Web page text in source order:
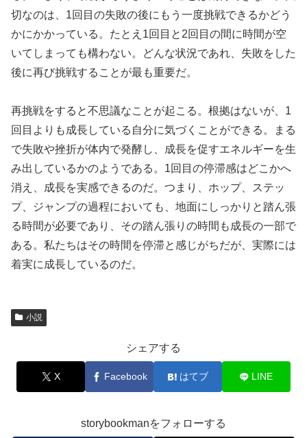
切なのは、1回目の失敗の後にもう一度挑戦できるかどう
かにかかっている。たとえ1回目と2回目の間に時間が空
いてしまっても構わない。どんな状況であれ、失敗をした
後に再び挑戦することが最も重要だ。
再挑戦をすると不思議なことが起こる。根拠はないが、1
回目よりも成長している自分に気づくことができる。まる
で失敗や挫折が体内で発酵し、成長を促すエネルギーを生
み出しているかのようである。1回目の停滞感はどこかへ
消え、成長を実感できるのだ。つまり、ホップ、ステッ
プ、ジャンプの過程においても、地面にしっかりと踏ん張
る時間が必要であり、その踏ん張りの時間も成長の一部で
ある。私たちはその時間を停滞と感じがちだが、実際には
着実に成長しているのだ。
小説
シェアする
X Facebook はてブ LINE
storybookmanをフォローする